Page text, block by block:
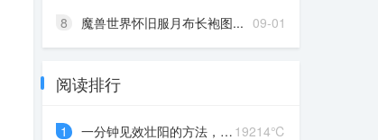
09-01
8 魔兽世界怀旧服月布长袍图...
阅读排行
19214℃
1
一分钟见效壮阳的方法，“...